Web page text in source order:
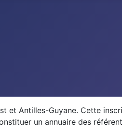
et Antilles-Guyane. Cette
un annuaire des